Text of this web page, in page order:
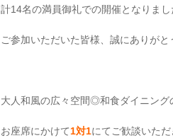
計14名の満員御礼での開催となりまし
ご参加いただいた皆様、誠にありがと
大人和風の広々空間◎和食ダイニング
お座席にかけて1対1にてご歓談いただ